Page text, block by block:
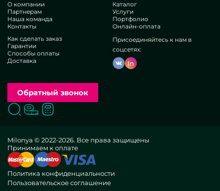
О компании
Партнерам
Наша команда
Контакты
Каталог
Услуги
Портфолио
Онлайн-оплата
Как сделать заказ
Гарантии
Способы оплаты
Доставка
Присоединяйтесь к нам в
соцсетях:
In
Обратный звонок
ПоискВызвать замерщика
Milonya © 2022-2026. Все права защищены
Принимаем к оплате
Политика конфиденциальности
Пользовательское соглашение